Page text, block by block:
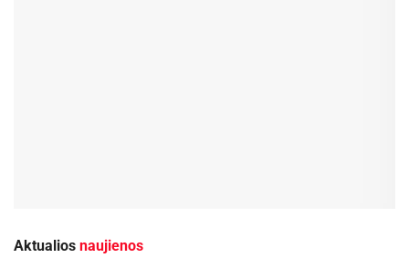
Aktualios naujienos